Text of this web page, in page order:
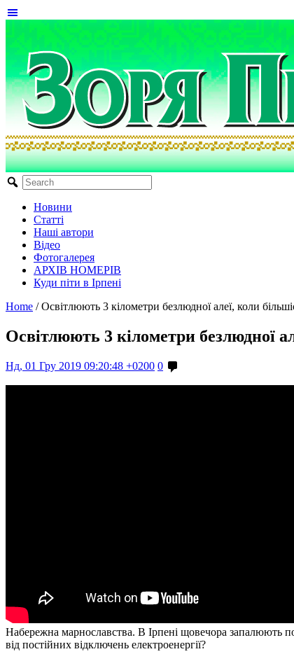
Новини
Статті
Наші автори
Відео
Фотогалерея
АРХІВ НОМЕРІВ
Куди піти в Ірпені
Home / Освітлюють 3 кілометри безлюдної алеї, коли
Освітлюють 3 кілометри безлюдної
Нд, 01 Гру 2019 09:20:48 +0200 0
Набережна марнославства. В Ірпені щовечора запалюють
від постійних відключень електроенергії?